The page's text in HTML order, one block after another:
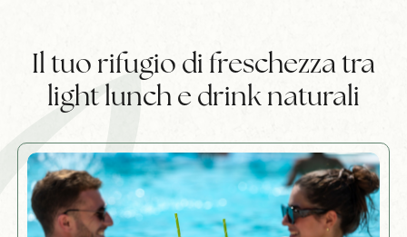
Il tuo rifugio di freschezza tra
light lunch e drink naturali